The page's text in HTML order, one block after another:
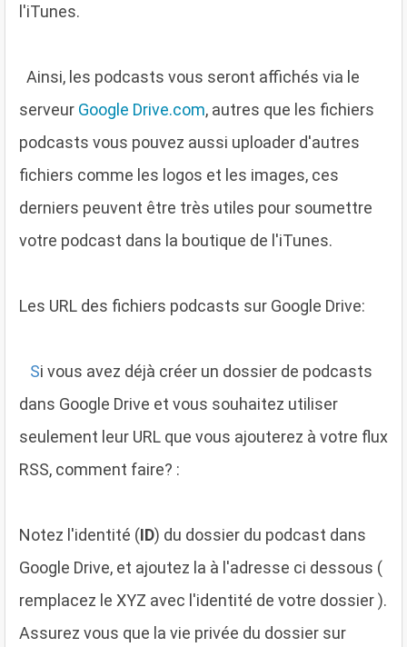
l'iTunes.
Ainsi, les podcasts vous seront affichés via le
serveur Google Drive.com, autres que les fichiers
podcasts vous pouvez aussi uploader d'autres
fichiers comme les logos et les images, ces
derniers peuvent être très utiles pour soumettre
votre podcast dans la boutique de l'iTunes.
Les URL des fichiers podcasts sur Google Drive:
Si vous avez déjà créer un dossier de podcasts
dans Google Drive et vous souhaitez utiliser
seulement leur URL que vous ajouterez à votre flux
RSS, comment faire? :
Notez l'identité (ID) du dossier du podcast dans
Google Drive, et ajoutez la à l'adresse ci dessous (
remplacez le XYZ avec l'identité de votre dossier ).
Assurez vous que la vie privée du dossier sur